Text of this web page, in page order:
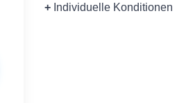
+ Individuelle Konditionen